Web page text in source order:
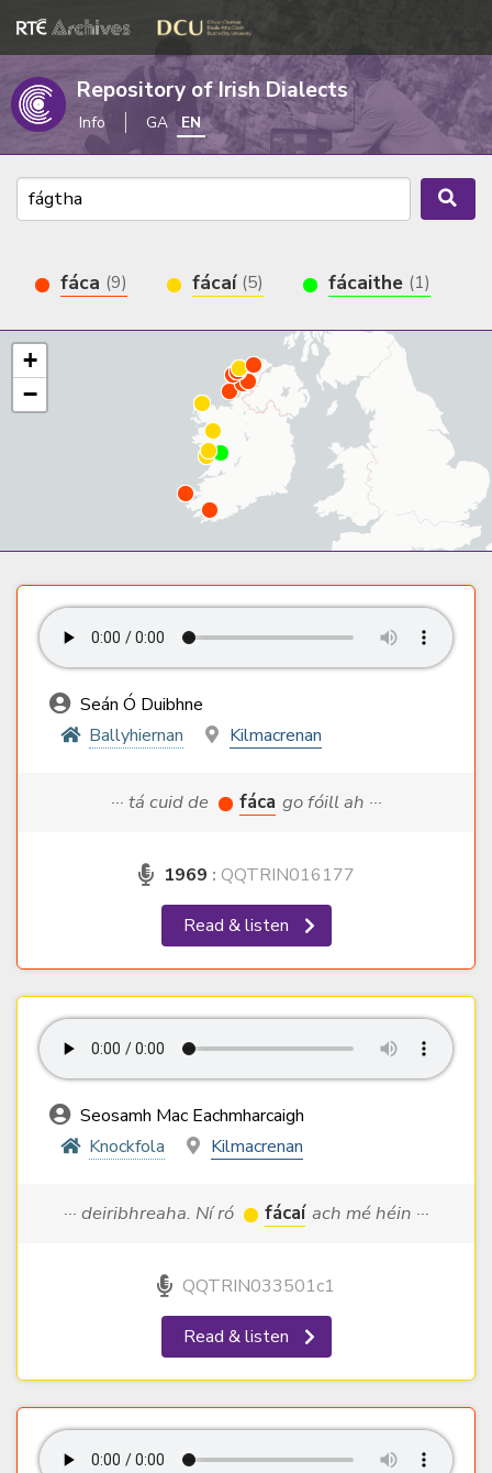
Repository of Irish Dialects
Info GA EN
fáca (9) fácaí (5) fácaithe (1)
+
−
Seán Ó Duibhne
Ballyhiernan
Kilmacrenan
··· tá cuid de fáca go fóill ah ···
1969 : QQTRIN016177
Read & listen
Seosamh Mac Eachmharcaigh
Knockfola
Kilmacrenan
··· deiribhreaha. Ní ró fácaí ach mé héin ···
QQTRIN033501c1
Read & listen